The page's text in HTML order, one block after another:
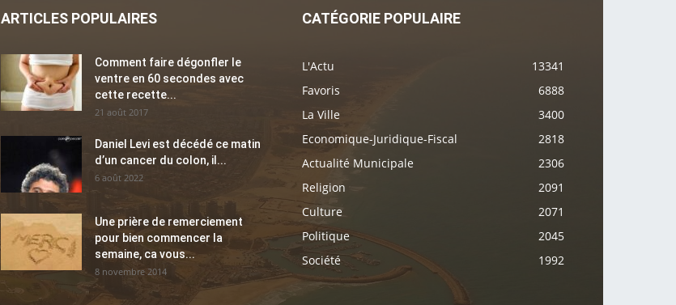
ARTICLES POPULAIRES
Comment faire dégonfler le
ventre en 60 secondes avec
cette recette...
21 août 2017
Daniel Levi est décédé ce matin
d’un cancer du colon, il...
6 août 2022
Une prière de remerciement
pour bien commencer la
semaine, ca vous...
8 novembre 2014
CATÉGORIE POPULAIRE
L'Actu
13341
Favoris
6888
La Ville
3400
Economique-Juridique-Fiscal
2818
Actualité Municipale
2306
Religion
2091
Culture
2071
Politique
2045
Société
1992